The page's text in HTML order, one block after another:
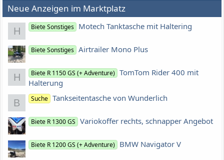
Neue Anzeigen im Marktplatz
H Biete Sonstiges Motech Tanktasche mit Haltering
Biete Sonstiges Airtrailer Mono Plus
H Biete R 1150 GS (+ Adventure) TomTom Rider 400 mit
Halterung
B Suche Tankseitentasche von Wunderlich
Biete R 1300 GS Variokoffer rechts, schnapper Angebot
Biete R 1200 GS (+ Adventure) BMW Navigator V